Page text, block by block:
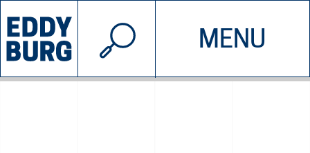
MENU
INIZIATIVE CHI SIAMO
© 2026 EDDYBURG